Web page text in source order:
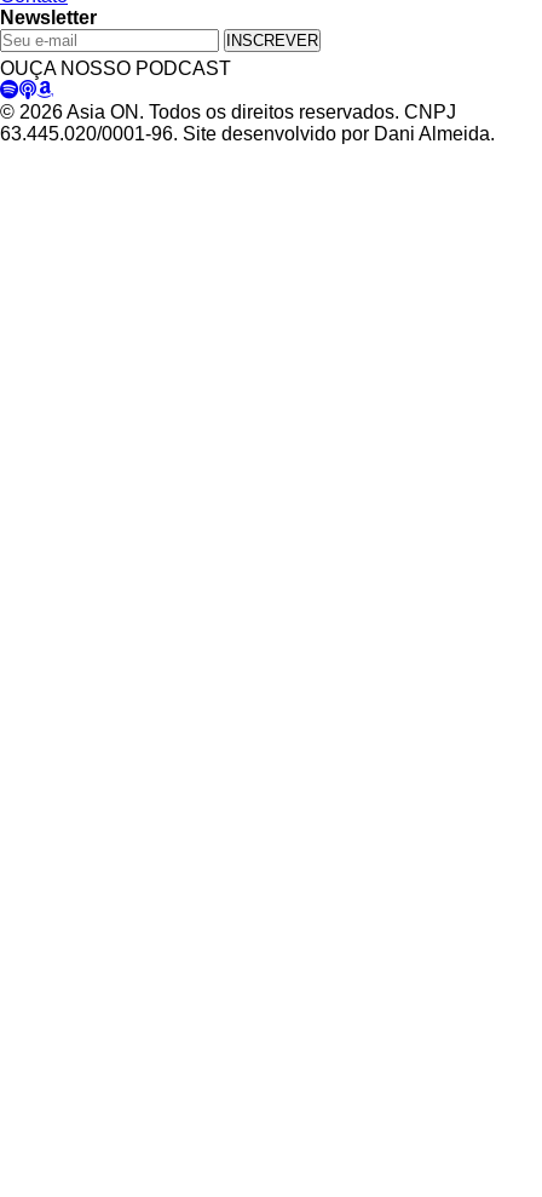
Newsletter
INSCREVER
OUÇA NOSSO PODCAST
© 2026 Asia ON. Todos os direitos reservados. CNPJ
63.445.020/0001-96. Site desenvolvido por Dani Almeida.